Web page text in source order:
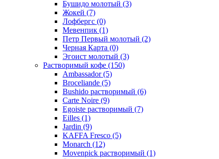
Бушидо молотый (3)
Жокей (7)
Лофбергс (0)
Мевенпик (1)
Петр Первый молотый (2)
Черная Карта (0)
Эгоист молотый (3)
Растворимый кофе (150)
Ambassador(5)
Broceliande (5)
Bushido растворимый (6)
Carte Noire (9)
Egoiste растворимый (7)
Eilles (1)
Jardin (9)
KAFFA Fresco (5)
Monarch (12)
Movenpick растворимый (1)